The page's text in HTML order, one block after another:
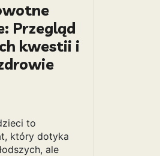
Przegląd
kwestii i
to
który dotyka
ale